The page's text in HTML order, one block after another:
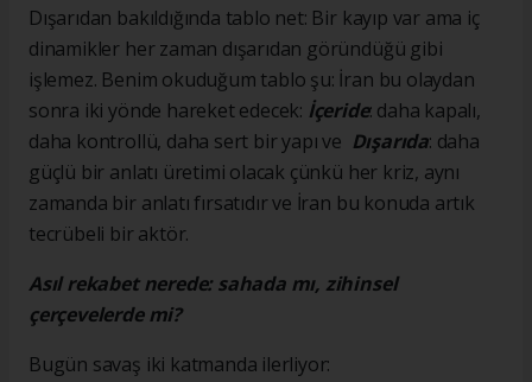
Dışarıdan bakıldığında tablo net: Bir kayıp var ama iç
dinamikler her zaman dışarıdan göründüğü gibi
işlemez. Benim okuduğum tablo şu: İran bu olaydan
sonra iki yönde hareket edecek: İçeride: daha kapalı,
daha kontrollü, daha sert bir yapı ve Dışarıda: daha
güçlü bir anlatı üretimi olacak çünkü her kriz, aynı
zamanda bir anlatı fırsatıdır ve İran bu konuda artık
tecrübeli bir aktör.
Asıl rekabet nerede: sahada mı, zihinsel
çerçevelerde mi?
Bugün savaş iki katmanda ilerliyor: